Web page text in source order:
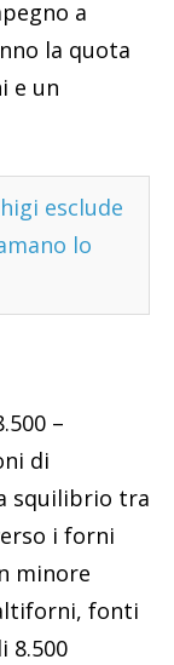
a
la quota
e un
esclude
lo
–
di
squilibrio tra
i forni
minore
fonti
8.500